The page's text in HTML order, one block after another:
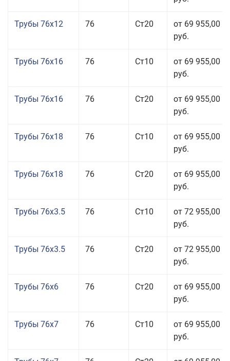
Трубы 76x12 76 Ст20
от 69 955,00
руб.
Трубы 76x16 76 Ст10
от 69 955,00
руб.
Трубы 76x16 76 Ст20
от 69 955,00
руб.
Трубы 76x18 76 Ст10
от 69 955,00
руб.
Трубы 76x18 76 Ст20
от 69 955,00
руб.
Трубы 76x3.5 76 Ст10
от 72 955,00
руб.
Трубы 76x3.5 76 Ст20
от 72 955,00
руб.
Трубы 76x6 76 Ст20
от 69 955,00
руб.
Трубы 76x7 76 Ст10
от 69 955,00
руб.